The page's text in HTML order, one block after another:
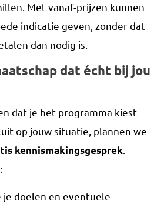
Met vanaf-prijzen kunnen
indicatie geven, zonder dat
dan nodig is.
dat écht bij jou
dat je het programma kiest
op jouw situatie, plannen we
kennismakingsgesprek
je doelen en eventuele